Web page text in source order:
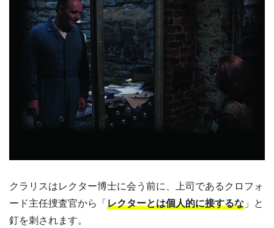
クラリスはレクター博士に会う前に、上司であるクロフォ
ード主任捜査官から「レクターとは個人的に接するな 」と
釘を刺されます。